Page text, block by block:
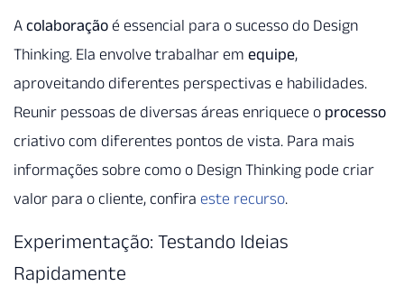
A colaboração é essencial para o sucesso do Design
Thinking. Ela envolve trabalhar em equipe,
aproveitando diferentes perspectivas e habilidades.
Reunir pessoas de diversas áreas enriquece o processo
criativo com diferentes pontos de vista. Para mais
informações sobre como o Design Thinking pode criar
valor para o cliente, confira este recurso.
Experimentação: Testando Ideias
Rapidamente